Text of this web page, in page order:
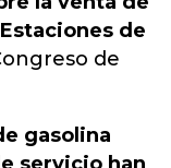
de
de
gasolina